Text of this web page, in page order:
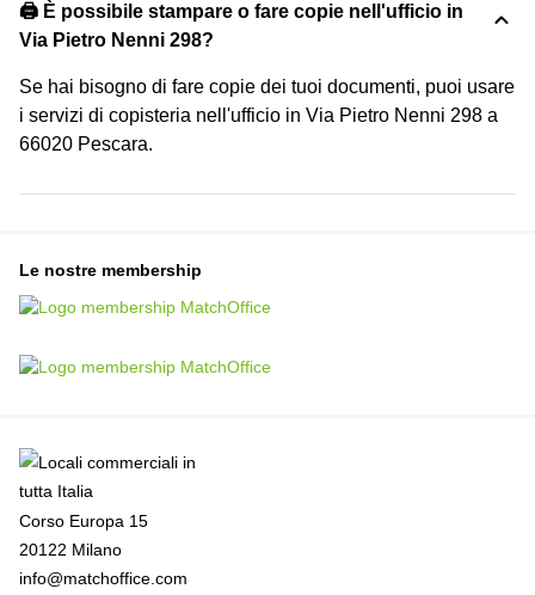
🖨️ È possibile stampare o fare copie nell'ufficio in
Via Pietro Nenni 298?
Se hai bisogno di fare copie dei tuoi documenti, puoi usare
i servizi di copisteria nell'ufficio in Via Pietro Nenni 298 a
66020 Pescara.
Le nostre membership
Corso Europa 15
20122 Milano
info@matchoffice.com